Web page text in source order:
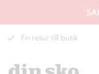
Fri retur till butik